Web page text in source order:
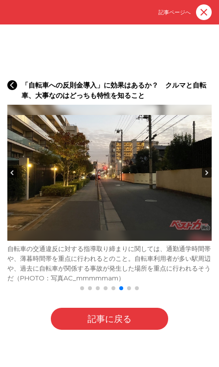
記事ページへ
「自転車への反則金導入」に効果はあるか？ クルマと自転
車、大事なのはどっちも特性を知ること
自転車の交通違反に対する指導取り締まりに関しては、通勤通学時間帯
や、薄暮時間帯を重点に行われるとのこと。自転車利用者が多い駅周辺
や、過去に自転車が関係する事故が発生した場所を重点に行われるそう
だ（PHOTO：写真AC_mmmmmam）
記事に戻る